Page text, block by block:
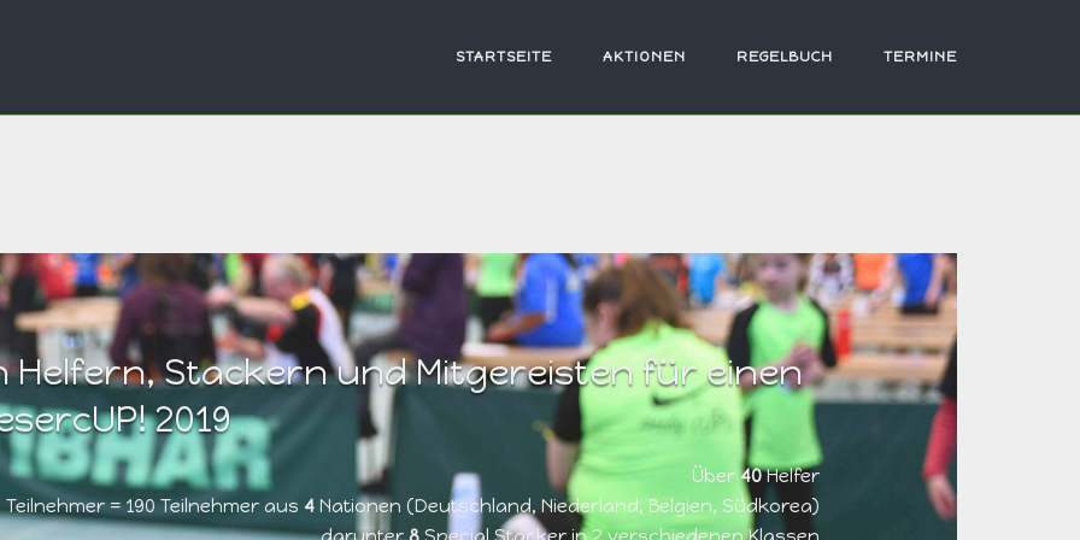
STARTSEITE AKTIONEN REGELBUCH TERMINE
Helfern, Stackern und Mitgereisten für einen
2019
Über 40Helfer
= 190 Teilnehmer aus 4 Nationen (Deutschland, Niederland, Belgien, Südkorea)